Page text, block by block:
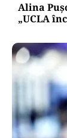
Alina
„UCLA